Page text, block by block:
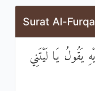
Surat Al-
يَقُولُ يَا لَيْتَنِي